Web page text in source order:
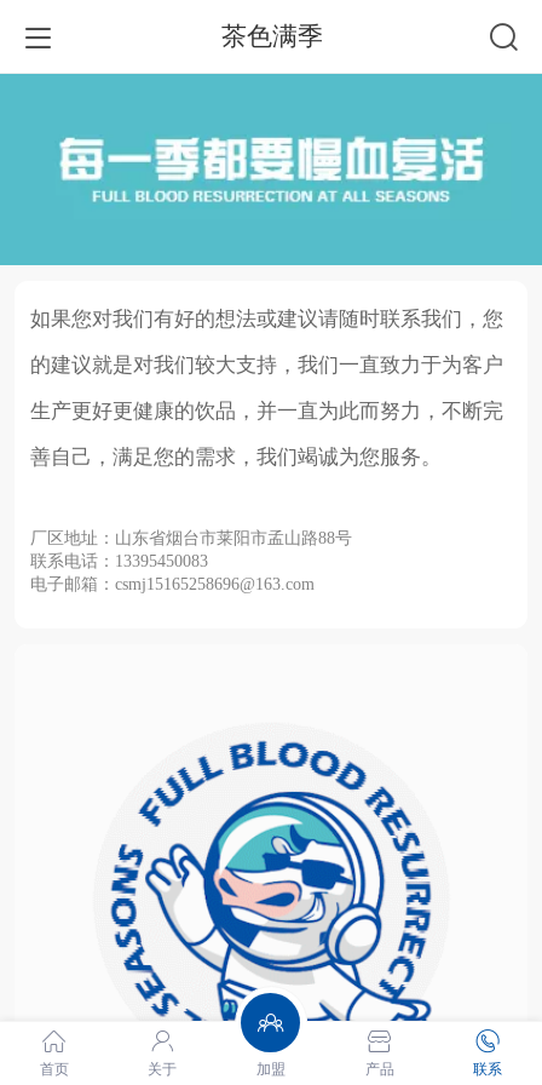
茶色满季
如果您对我们有好的想法或建议请随时联系我们，您
的建议就是对我们较大支持，我们一直致力于为客户
生产更好更健康的饮品，并一直为此而努力，不断完
善自己，满足您的需求，我们竭诚为您服务。
厂区地址：山东省烟台市莱阳市孟山路88号
联系电话：13395450083
电子邮箱：csmj15165258696@163.com
首页 关于 加盟 产品 联系